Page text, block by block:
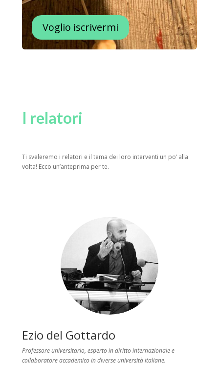
Voglio iscrivermi
I relatori
Ti sveleremo i relatori e il tema dei loro interventi un po’ alla
volta! Ecco un’anteprima per te.
Ezio del Gottardo
Professore universitario, esperto in diritto internazionale e
collaboratore accademico in diverse università italiane.